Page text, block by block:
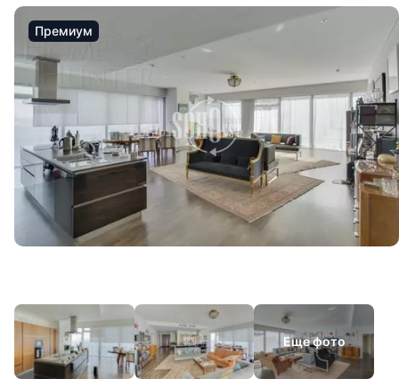
Премиум
Еще фото